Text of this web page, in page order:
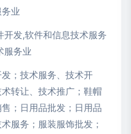
业
开发,软件和信息技术服务
服务业
；技术服务、技术开
转让、技术推广；鞋帽
；日用品批发；日用品
服务；服装服饰批发；